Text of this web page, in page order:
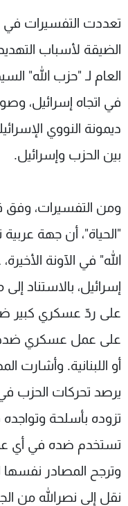
تعددت التفسيرات في
الضيقة لأسباب
العام لـ "حزب الله"
في اتجاه إسرائيل،
ديمونة النووي
بين الحزب وإسرائيل.
ومن التفسيرات، وفق
"الحياة"، أن جهة
الله" في الآونة
إسرائيل، بالاستناد
على ردّ عسكري كبير ضد
على عمل عسكري ضدها
أو اللبنانية. وأشارت
يرصد تحركات الحزب
تزوده بأسلحة
تستخدم ضده في أي
وترجح المصادر نفسها
نقل إلى نصرالله من
عن MTV
لاعلاناتكم